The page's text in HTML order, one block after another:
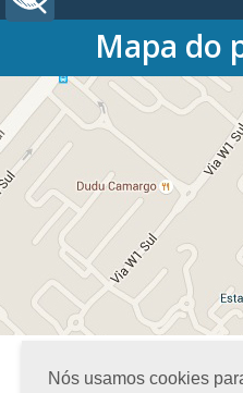
Nós usamos cookies
Mapa do
HOME
O CONSELHO
Conselho Diretor
Nossa Sede
Planejamento
Organograma
Medalha João Lyra
Presidentes do
PRESIDÊNCIA
O Presidente
Diretoria de
Procuradoria